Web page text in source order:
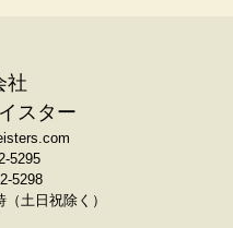
社
スター
5295
5298
土日祝除く）